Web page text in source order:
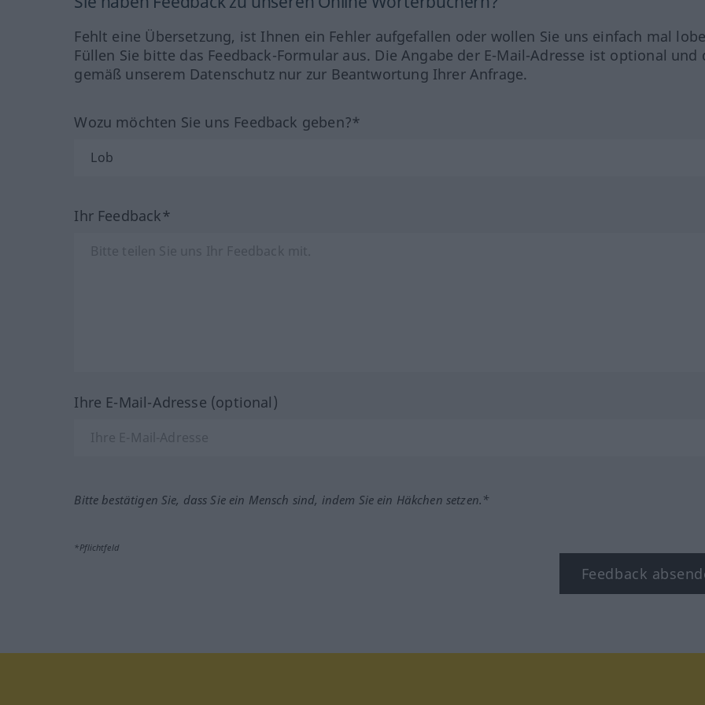
Fehlt eine Übersetzung, ist Ihnen ein Fehler aufgefallen oder wollen Sie uns einfach mal
Füllen Sie bitte das Feedback-Formular aus. Die Angabe der E-Mail-Adresse ist optional und
gemäß unserem Datenschutz nur zur Beantwortung Ihrer Anfrage.
Wozu möchten Sie uns Feedback geben?*
Ihr Feedback*
Ihre E-Mail-Adresse (optional)
Bitte bestätigen Sie, dass Sie ein Mensch sind, indem Sie ein Häkchen setzen.*
*Pflichtfeld
Feedback